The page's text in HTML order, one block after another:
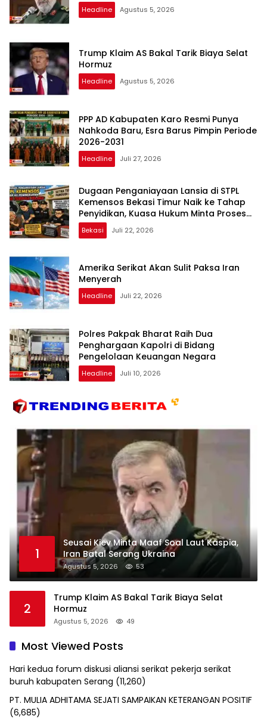
Headline Agustus 5, 2026
Trump Klaim AS Bakal Tarik Biaya Selat
Hormuz
Headline Agustus 5, 2026
PPP AD Kabupaten Karo Resmi Punya
Nahkoda Baru, Esra Barus Pimpin Periode
2026-2031
Headline Juli 27, 2026
Dugaan Penganiayaan Lansia di STPL
Kemensos Bekasi Timur Naik ke Tahap
Penyidikan, Kuasa Hukum Minta Proses
Transparan dan Bebas Intervensi
Bekasi Juli 22, 2026
Amerika Serikat Akan Sulit Paksa Iran
Menyerah
Headline Juli 22, 2026
Polres Pakpak Bharat Raih Dua
Penghargaan Kapolri di Bidang
Pengelolaan Keuangan Negara
Headline Juli 10, 2026
1
Seusai Kiev Minta Maaf Soal Laut Kaspia,
Iran Batal Serang Ukraina
Agustus 5, 2026 53
2
Trump Klaim AS Bakal Tarik Biaya Selat
Hormuz
Agustus 5, 2026 49
Most Viewed Posts
Hari kedua forum diskusi aliansi serikat pekerja serikat
buruh kabupaten Serang (11,260)
PT. MULIA ADHITAMA SEJATI SAMPAIKAN KETERANGAN POSITIF
(6,685)